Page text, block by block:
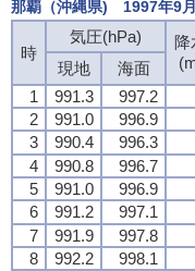
那覇（沖縄県) 1997年9
時
気圧(hPa)
降
現地
海面
1
991.3 997.2
2
991.0 996.9
3
990.4 996.3
4
990.8 996.7
5
991.0 996.9
6
991.2 997.1
7
991.9 997.8
8
992.2 998.1